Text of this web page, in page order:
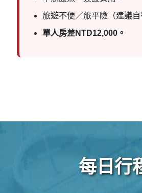
旅遊不便／旅平險（建議自
單人房差NTD12,000。
每日行